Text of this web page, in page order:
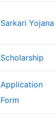
Sarkari Yojana
Scholarship
Application
Form